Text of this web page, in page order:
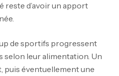
reste d’avoir un apport
de sportifs progressent
selon leur alimentation. Un
éventuellement une